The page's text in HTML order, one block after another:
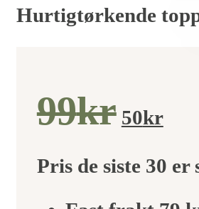
Hurtigtørkende
99kr
pris
50kr
Pris de siste 30